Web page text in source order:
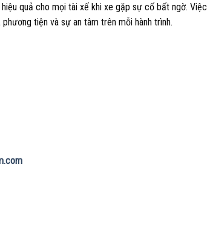
hiệu quả cho mọi tài xế khi xe gặp sự cố bất ngờ. Việc
tiện và sự an tâm trên mỗi hành trình.